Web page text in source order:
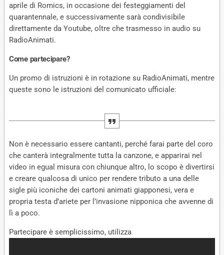
aprile di Romics, in occasione dei festeggiamenti del
quarantennale, e successivamente sarà condivisibile
direttamente da Youtube, oltre che trasmesso in audio su
RadioAnimati.
Come partecipare?
Un promo di istruzioni è in rotazione su RadioAnimati, mentre
queste sono le istruzioni del comunicato ufficiale:
Non è necessario essere cantanti, perché farai parte del coro
che canterà integralmente tutta la canzone, e apparirai nel
video in egual misura con chiunque altro, lo scopo è divertirsi
e creare qualcosa di unico per rendere tributo a una delle
sigle più iconiche dei cartoni animati giapponesi, vera e
propria testa d’ariete per l’invasione nipponica che avvenne di
lì a poco.
Partecipare è semplicissimo, utilizza